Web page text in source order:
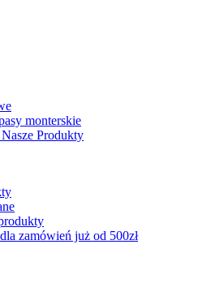
monterskie
Produkty
zamówień już od 500zł